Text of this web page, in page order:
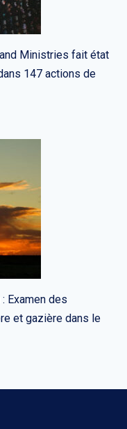
Ministries fait état
147 actions de
Examen des
et gazière dans le